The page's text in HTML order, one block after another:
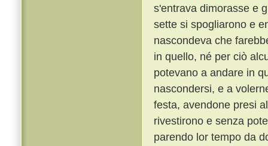
s'entrava dimorasse e
sette si spogliarono e
nascondeva che
in quello, né per ciò
potevano a andare in
nascondersi, e a
festa, avendone presi
rivestirono e senza
parendo lor tempo da